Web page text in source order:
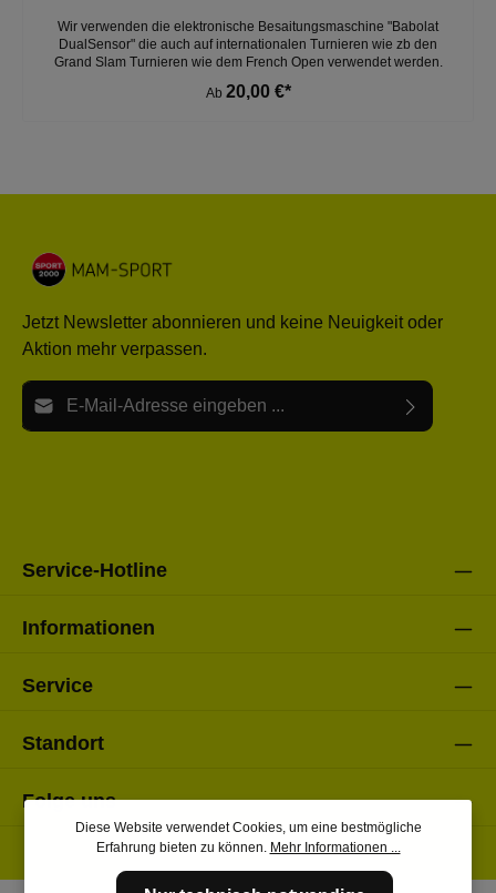
Wir verwenden die elektronische Besaitungsmaschine "Babolat
DualSensor" die auch auf internationalen Turnieren wie zb den
Grand Slam Turnieren wie dem French Open verwendet werden.
Ab 20,00 €*
Jetzt Newsletter abonnieren und keine Neuigkeit oder
Aktion mehr verpassen.
E-Mail-Adresse*
Service-Hotline
Informationen
Service
Standort
Folge uns
Diese Website verwendet Cookies, um eine bestmögliche
Erfahrung bieten zu können. Mehr Informationen ...